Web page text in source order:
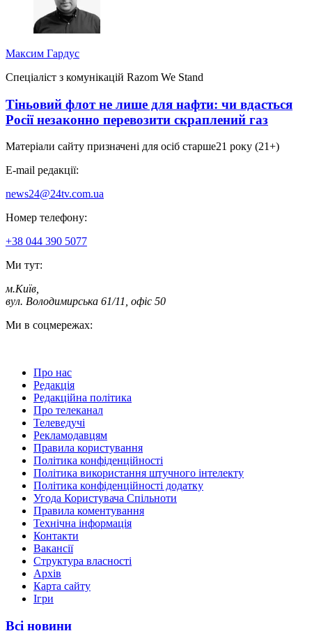
Максим Гардус
Спеціаліст з комунікацій Razom We Stand
Тіньовий флот не лише для нафти: чи вдасться
Росії незаконно перевозити скраплений газ
Матеріали сайту призначені для осіб старше21 року (21+)
E-mail редакції:
news24@24tv.com.ua
Номер телефону:
+38 044 390 5077
Ми тут:
м.Київ
вул. Володимирська 61/11, офіс 50
Ми в соцмережах:
Про нас
Редакція
Редакційна політика
Про телеканал
Телеведучі
Рекламодавцям
Правила користування
Політика конфіденційності
Політика використання штучного інтелекту
Політика конфіденційності додатку
Угода Користувача Спільноти
Правила коментування
Технічна інформація
Контакти
Вакансії
Структура власності
Архів
Карта сайту
Ігри
Всі новини